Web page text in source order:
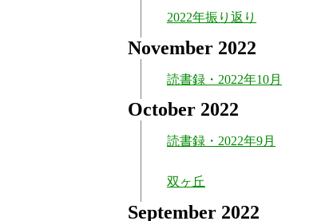
2022年振り返り
November 2022
読書録・2022年10月
October 2022
読書録・2022年9月
双ヶ丘
September 2022